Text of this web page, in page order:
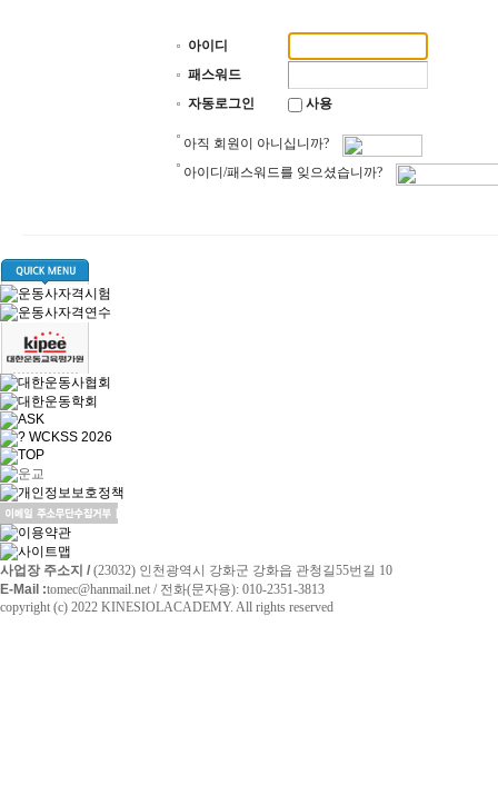
아이디
패스워드
자동로그인
사용
아직 회원이 아니십니까?
아이디/패스워드를 잊으셨습니까?
사업장 주소지 / (23032) 인천광역시 강화군 강화읍 관청길55번길 10
E-Mail :tomec@hanmail.net / 전화(문자용): 010-2351-3813
copyright (c) 2022 KINESIOLACADEMY. All rights reserved